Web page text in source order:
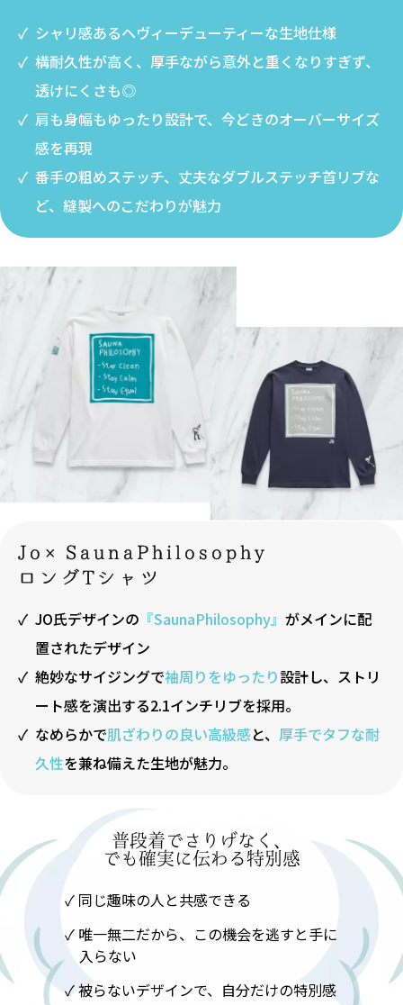
シャリ感あるヘヴィーデューティーな生地仕様
構耐久性が高く、厚手ながら意外と重くなりすぎず、
透けにくさも◎
肩も身幅もゆったり設計で、今どきのオーバーサイズ
感を再現
番手の粗めステッチ、丈夫なダブルステッチ首リブな
ど、縫製へのこだわりが魅力
Jo×SaunaPhilosophy
ロングTシャツ
JO氏デザインの 『SaunaPhilosophy』 がメインに配
置されたデザイン
絶妙なサイジングで袖周りをゆったり設計し、ストリ
ート感を演出する2.1インチリブを採用。
なめらかで肌ざわりの良い高級感と、 厚手でタフな耐
久性を兼ね備えた生地が魅力。
普段着でさりげなく、
でも確実に伝わる特別感
✓ 同じ趣味の人と共感できる
✓ 唯一無二だから、この機会を逃すと手に
入らない
✓ 被らないデザインで、自分だけの特別感